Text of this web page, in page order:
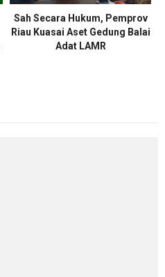
Sah Secara Hukum, Pemprov
Riau Kuasai Aset Gedung Balai
Adat LAMR